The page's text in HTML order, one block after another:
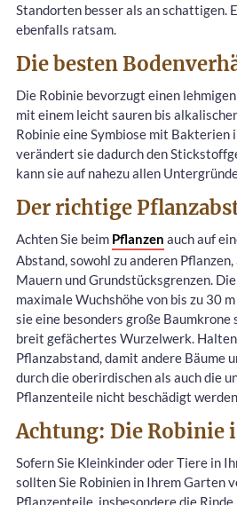
Standorten besser als an schattigen.
ebenfalls ratsam.
Die besten
Die Robinie bevorzugt einen
mit einem leicht sauren bis
Robinie eine Symbiose mit Bakterien
verändert sie dadurch den
kann sie auf nahezu allen
Der richtige
Achten Sie beim Pflanzen auch auf
Abstand, sowohl zu anderen Pflanzen,
Mauern und Grundstücksgrenzen.
maximale Wuchshöhe von bis zu 30
sie eine besonders große Baumkrone
breit gefächertes Wurzelwerk. Halten
Pflanzabstand, damit andere Bäume
durch die oberirdischen als auch die
Pflanzenteile nicht beschädigt
Achtung: Die Robinie
Sofern Sie Kleinkinder oder Tiere in
sollten Sie Robinien in Ihrem Garten
Pflanzenteile, insbesondere die